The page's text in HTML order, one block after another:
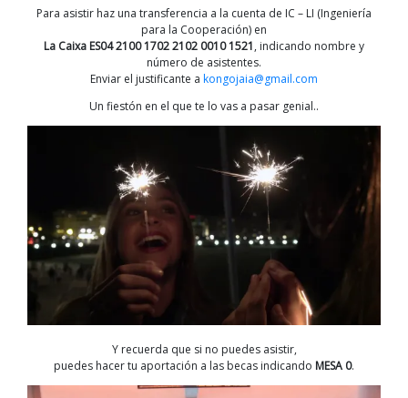
Para asistir haz una transferencia a la cuenta de IC – LI (Ingeniería
para la Cooperación) en
La Caixa ES04 2100 1702 2102 0010 1521, indicando nombre y
número de asistentes.
Enviar el justificante a kongojaia@gmail.com
Un fiestón en el que te lo vas a pasar genial..
Y recuerda que si no puedes asistir,
puedes hacer tu aportación a las becas indicando MESA 0.